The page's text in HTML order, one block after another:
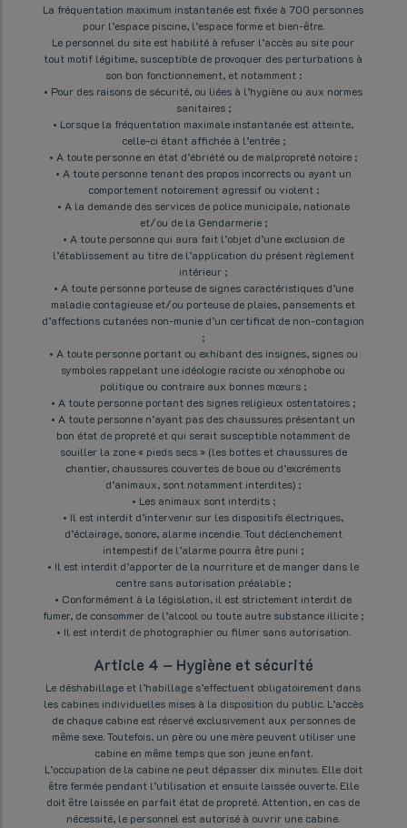
La fréquentation maximum instantanée est fixée à 700 personnes
pour l’espace piscine, l’espace forme et bien-être.
Le personnel du site est habilité à refuser l’accès au site pour
tout motif légitime, susceptible de provoquer des perturbations à
son bon fonctionnement, et notamment :
• Pour des raisons de sécurité, ou liées à l’hygiène ou aux normes
sanitaires ;
• Lorsque la fréquentation maximale instantanée est atteinte,
celle-ci étant affichée à l’entrée ;
• A toute personne en état d’ébriété ou de malpropreté notoire ;
• A toute personne tenant des propos incorrects ou ayant un
comportement notoirement agressif ou violent ;
• A la demande des services de police municipale, nationale
et/ou de la Gendarmerie ;
• A toute personne qui aura fait l’objet d’une exclusion de
l’établissement au titre de l’application du présent règlement
intérieur ;
• A toute personne porteuse de signes caractéristiques d’une
maladie contagieuse et/ou porteuse de plaies, pansements et
d’affections cutanées non-munie d’un certificat de non-contagion
;
• A toute personne portant ou exhibant des insignes, signes ou
symboles rappelant une idéologie raciste ou xénophobe ou
politique ou contraire aux bonnes mœurs ;
• A toute personne portant des signes religieux ostentatoires ;
• A toute personne n’ayant pas des chaussures présentant un
bon état de propreté et qui serait susceptible notamment de
souiller la zone « pieds secs » (les bottes et chaussures de
chantier, chaussures couvertes de boue ou d’excréments
d’animaux, sont notamment interdites) ;
• Les animaux sont interdits ;
• Il est interdit d’intervenir sur les dispositifs électriques,
d’éclairage, sonore, alarme incendie. Tout déclenchement
intempestif de l’alarme pourra être puni ;
• Il est interdit d’apporter de la nourriture et de manger dans le
centre sans autorisation préalable ;
• Conformément à la législation, il est strictement interdit de
fumer, de consommer de l’alcool ou toute autre substance illicite ;
• Il est interdit de photographier ou filmer sans autorisation.
Article 4 – Hygiène et sécurité
Le déshabillage et l’habillage s’effectuent obligatoirement dans
les cabines individuelles mises à la disposition du public. L’accès
de chaque cabine est réservé exclusivement aux personnes de
même sexe. Toutefois, un père ou une mère peuvent utiliser une
cabine en même temps que son jeune enfant.
L’occupation de la cabine ne peut dépasser dix minutes. Elle doit
être fermée pendant l’utilisation et ensuite laissée ouverte. Elle
doit être laissée en parfait état de propreté. Attention, en cas de
nécessité, le personnel est autorisé à ouvrir une cabine.